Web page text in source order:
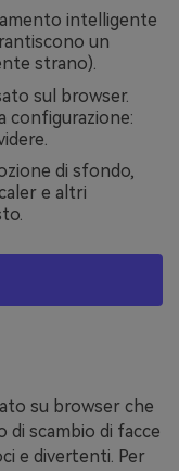
intelligente
un
strano).
sul browser.
configurazione:
di sfondo,
e altri
su browser che
scambio di facce
e divertenti. Per